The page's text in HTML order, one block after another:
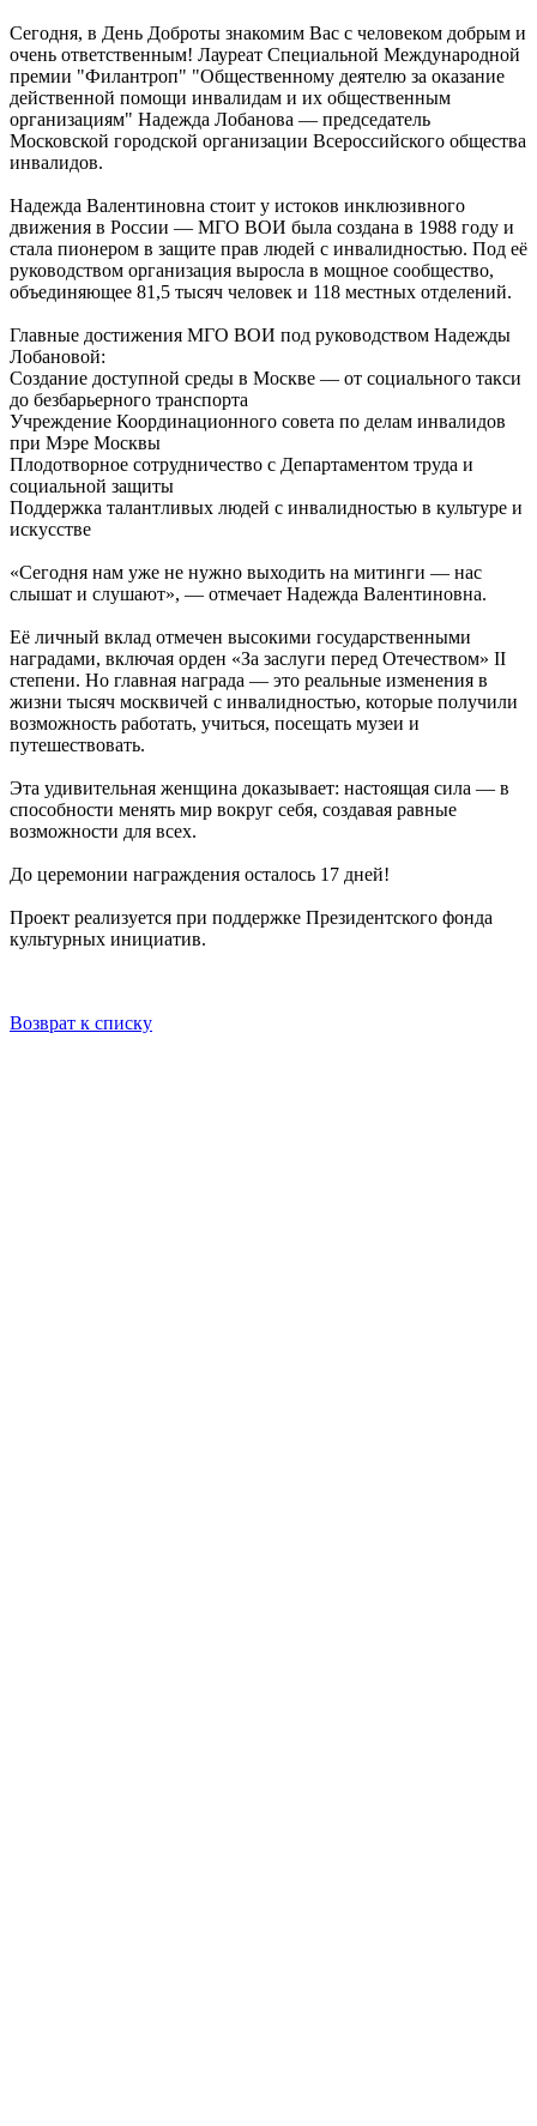
Сегодня, в День Доброты знакомим Вас с человеком добрым и
очень ответственным! Лауреат Специальной Международной
премии "Филантроп" "Общественному деятелю за оказание
действенной помощи инвалидам и их общественным
организациям" Надежда Лобанова — председатель
Московской городской организации Всероссийского общества
инвалидов.
Надежда Валентиновна стоит у истоков инклюзивного
движения в России — МГО ВОИ была создана в 1988 году и
стала пионером в защите прав людей с инвалидностью. Под её
руководством организация выросла в мощное сообщество,
объединяющее 81,5 тысяч человек и 118 местных отделений.
Главные достижения МГО ВОИ под руководством Надежды
Лобановой:
Создание доступной среды в Москве — от социального такси
до безбарьерного транспорта
Учреждение Координационного совета по делам инвалидов
при Мэре Москвы
Плодотворное сотрудничество с Департаментом труда и
социальной защиты
Поддержка талантливых людей с инвалидностью в культуре и
искусстве
«Сегодня нам уже не нужно выходить на митинги — нас
слышат и слушают», — отмечает Надежда Валентиновна.
Её личный вклад отмечен высокими государственными
наградами, включая орден «За заслуги перед Отечеством» II
степени. Но главная награда — это реальные изменения в
жизни тысяч москвичей с инвалидностью, которые получили
возможность работать, учиться, посещать музеи и
путешествовать.
Эта удивительная женщина доказывает: настоящая сила — в
способности менять мир вокруг себя, создавая равные
возможности для всех.
До церемонии награждения осталось 17 дней!
Проект реализуется при поддержке Президентского фонда
культурных инициатив.
Возврат к списку